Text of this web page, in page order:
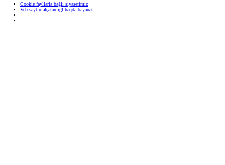
Cookie fayllarla bağlı siyasətimiz
Veb saytin əlçatanliğI haqda bəyanat